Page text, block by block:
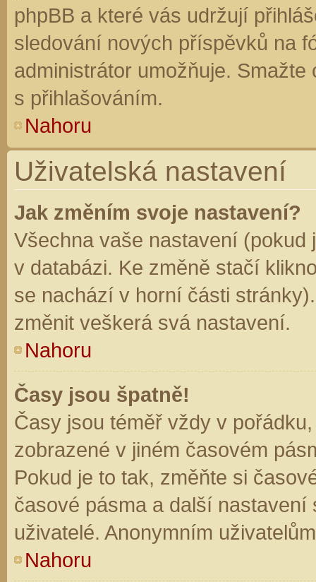
phpBB a které vás udržují
sledování nových příspěvků na
administrátor umožňuje.
s přihlašováním.
Nahoru
Uživatelská nastavení
Jak změním svoje nastavení?
Všechna vaše nastavení (pokud
v databázi. Ke změně stačí
se nachází v horní části
změnit veškerá svá nastavení.
Nahoru
Časy jsou špatně!
Časy jsou téměř vždy v
zobrazené v jiném časovém
Pokud je to tak, změňte si
časové pásma a další
uživatelé. Anonymním
Nahoru